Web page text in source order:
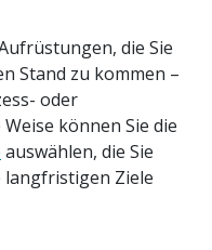
die Sie
Stand zu kommen –
oder
können Sie die
auswählen, die Sie
Ziele